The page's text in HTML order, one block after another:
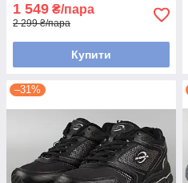
1 549 ₴/пара
2 299 ₴/пара
Купити
–31%